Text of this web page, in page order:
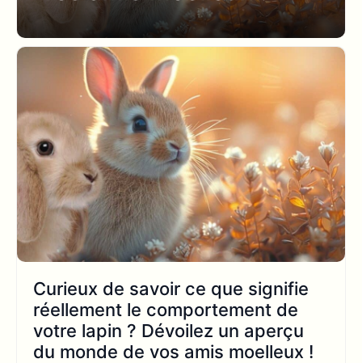
Curieux de savoir ce que signifie
réellement le comportement de
votre lapin ? Dévoilez un aperçu
du monde de vos amis moelleux !